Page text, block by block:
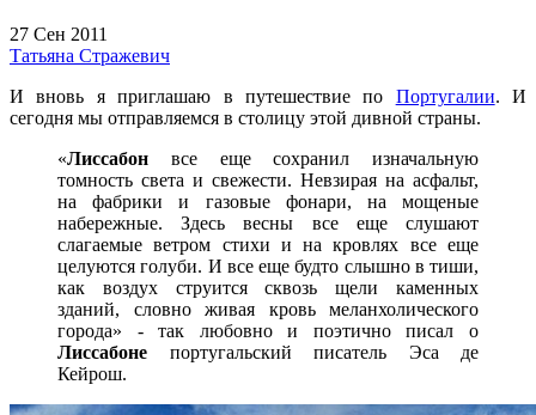
27 Сен 2011
Татьяна Стражевич
И вновь я приглашаю в путешествие по Португалии. И
сегодня мы отправляемся в столицу этой дивной страны.
«Лиссабон все еще сохранил изначальную
томность света и свежести. Невзирая на асфальт,
на фабрики и газовые фонари, на мощеные
набережные. Здесь весны все еще слушают
слагаемые ветром стихи и на кровлях все еще
целуются голуби. И все еще будто слышно в тиши,
как воздух струится сквозь щели каменных
зданий, словно живая кровь меланхолического
города» - так любовно и поэтично писал о
Лиссабоне португальский писатель Эса де
Кейрош.